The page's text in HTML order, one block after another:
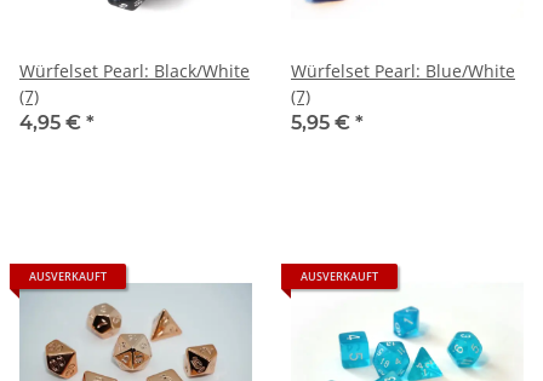
Würfelset Pearl: Black/White
(7)
4,95 € *
Würfelset Pearl: Blue/White
(7)
5,95 € *
AUSVERKAUFT AUSVERKAUFT